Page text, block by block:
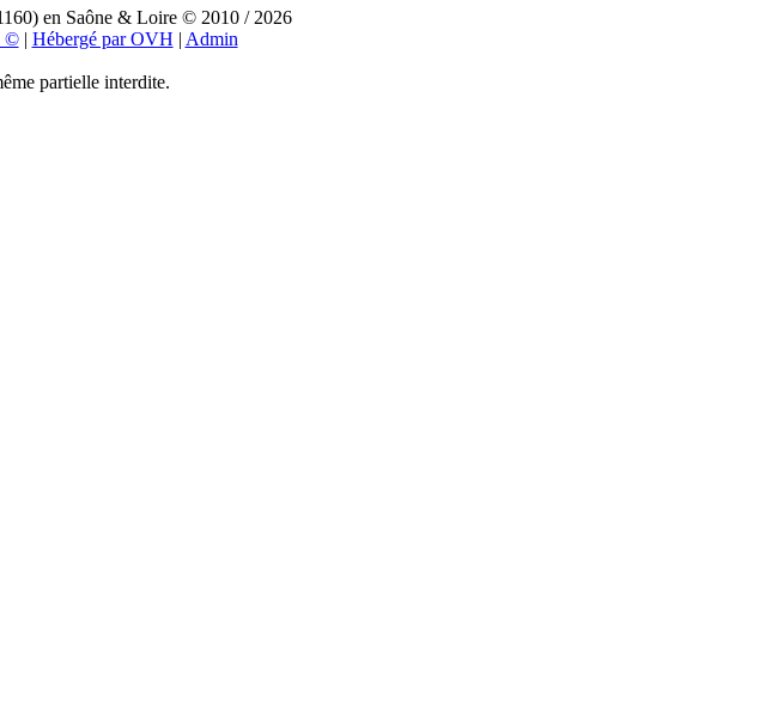
en Saône & Loire © 2010 / 2026
©| Hébergé par OVH | Admin
partielle interdite.